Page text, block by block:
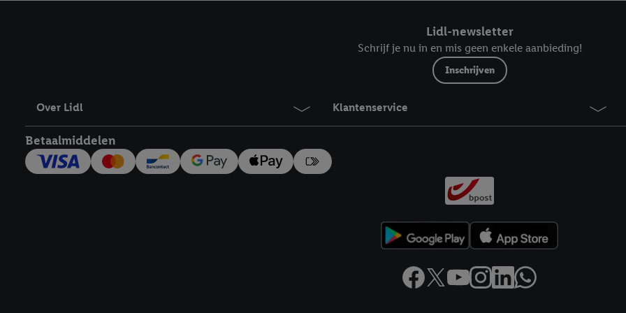
Lidl-newsletter
Schrijf je nu in en mis geen enkele aanbieding!
Inschrijven
Over Lidl Klantenservice
Betaalmiddelen